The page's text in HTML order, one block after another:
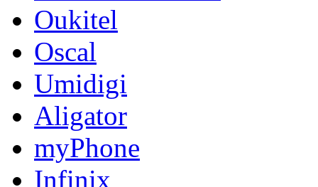
Oukitel
Oscal
Umidigi
Aligator
myPhone
Infinix